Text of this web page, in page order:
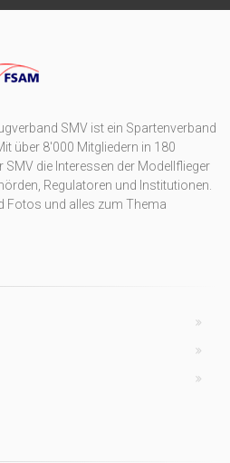
SMV ist ein Spartenverband
über 8'000 Mitgliedern in 180
die Interessen der Modellflieger
Regulatoren und Institutionen.
Fotos und alles zum Thema